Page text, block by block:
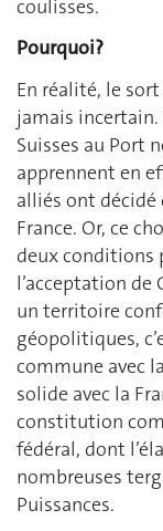
coulisses.
Pourquoi?
En réalité, le
jamais incertain.
Suisses au Port
apprennent en
alliés ont décidé
France. Or, ce
deux conditions
l’acceptation de
un territoire
géopolitiques,
commune avec
solide avec la
constitution
fédéral, dont
nombreuses
Puissances.